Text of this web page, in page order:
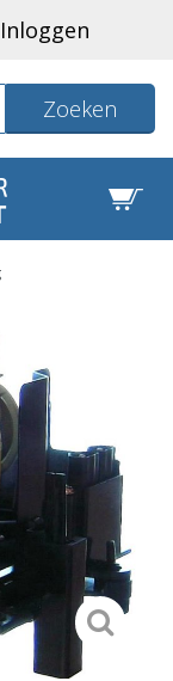
Inloggen
Zoeken